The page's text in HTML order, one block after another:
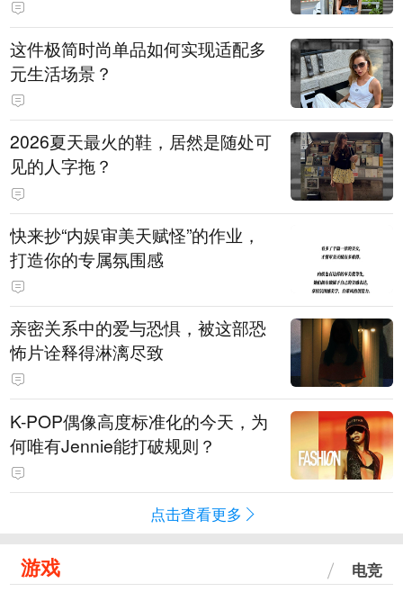
这件极简时尚单品如何实现适配多
元生活场景？
2026夏天最火的鞋，居然是随处可
见的人字拖？
快来抄“内娱审美天赋怪”的作业，
打造你的专属氛围感
亲密关系中的爱与恐惧，被这部恐
怖片诠释得淋漓尽致
K-POP偶像高度标准化的今天，为
何唯有Jennie能打破规则？
点击查看更多
游戏 电竞